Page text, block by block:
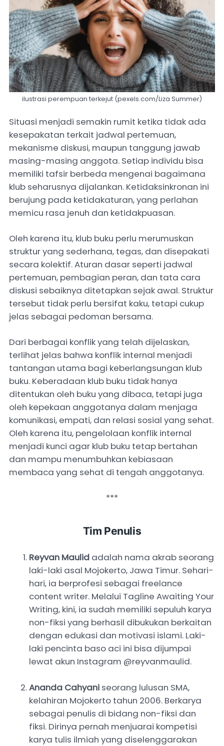
ilustrasi perempuan terkejut (pexels.com/Liza Summer)
Situasi menjadi semakin rumit ketika tidak ada
kesepakatan terkait jadwal pertemuan,
mekanisme diskusi, maupun tanggung jawab
masing-masing anggota. Setiap individu bisa
memiliki tafsir berbeda mengenai bagaimana
klub seharusnya dijalankan. Ketidaksinkronan ini
berujung pada ketidakaturan, yang perlahan
memicu rasa jenuh dan ketidakpuasan.
Oleh karena itu, klub buku perlu merumuskan
struktur yang sederhana, tegas, dan disepakati
secara kolektif. Aturan dasar seperti jadwal
pertemuan, pembagian peran, dan tata cara
diskusi sebaiknya ditetapkan sejak awal. Struktur
tersebut tidak perlu bersifat kaku, tetapi cukup
jelas sebagai pedoman bersama.
Dari berbagai konflik yang telah dijelaskan,
terlihat jelas bahwa konflik internal menjadi
tantangan utama bagi keberlangsungan klub
buku. Keberadaan klub buku tidak hanya
ditentukan oleh buku yang dibaca, tetapi juga
oleh kepekaan anggotanya dalam menjaga
komunikasi, empati, dan relasi sosial yang sehat.
Oleh karena itu, pengelolaan konflik internal
menjadi kunci agar klub buku tetap bertahan
dan mampu menumbuhkan kebiasaan
membaca yang sehat di tengah anggotanya.
***
Tim Penulis
Reyvan Maulid adalah nama akrab seorang
laki-laki asal Mojokerto, Jawa Timur. Sehari-
hari, ia berprofesi sebagai freelance
content writer. Melalui Tagline Awaiting Your
Writing, kini, ia sudah memiliki sepuluh karya
non-fiksi yang berhasil dibukukan berkaitan
dengan edukasi dan motivasi islami. Laki-
laki pencinta baso aci ini bisa dijumpai
lewat akun Instagram @reyvanmaulid.
Ananda Cahyani seorang lulusan SMA,
kelahiran Mojokerto tahun 2006. Berkarya
sebagai penulis di bidang non-fiksi dan
fiksi. Dirinya pernah menjuarai kompetisi
karya tulis ilmiah yang diselenggarakan